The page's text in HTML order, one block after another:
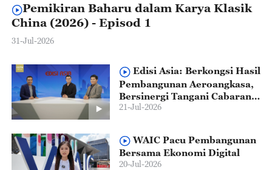
Pemikiran Baharu dalam Karya Klasik
China (2026) - Episod 1
31-Jul-2026
Edisi Asia: Berkongsi Hasil
Pembangunan Aeroangkasa,
Bersinergi Tangani Cabaran
Global
21-Jul-2026
WAIC Pacu Pembangunan
Bersama Ekonomi Digital
20-Jul-2026